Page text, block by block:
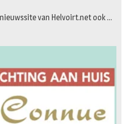
van Helvoirt.net ook …